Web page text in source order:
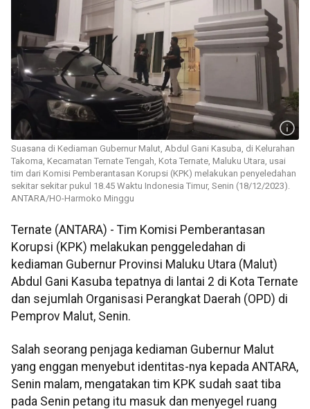
Suasana di Kediaman Gubernur Malut, Abdul Gani Kasuba, di Kelurahan
Takoma, Kecamatan Ternate Tengah, Kota Ternate, Maluku Utara, usai
tim dari Komisi Pemberantasan Korupsi (KPK) melakukan penyeledahan
sekitar sekitar pukul 18.45 Waktu Indonesia Timur, Senin (18/12/2023).
ANTARA/HO-Harmoko Minggu
Ternate (ANTARA) - Tim Komisi Pemberantasan
Korupsi (KPK) melakukan penggeledahan di
kediaman Gubernur Provinsi Maluku Utara (Malut)
Abdul Gani Kasuba tepatnya di lantai 2 di Kota Ternate
dan sejumlah Organisasi Perangkat Daerah (OPD) di
Pemprov Malut, Senin.
Salah seorang penjaga kediaman Gubernur Malut
yang enggan menyebut identitas-nya kepada ANTARA,
Senin malam, mengatakan tim KPK sudah saat tiba
pada Senin petang itu masuk dan menyegel ruang